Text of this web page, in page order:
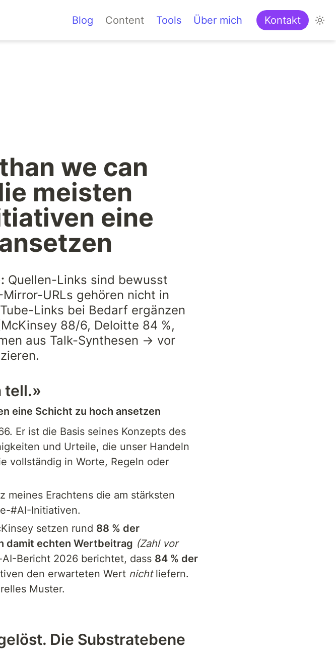
Blog Content Tools Über mich Kontakt
we can
meisten
eine
Quellen-Links sind bewusst
URLs gehören nicht in
Links bei Bedarf ergänzen
88/6, Deloitte 84 %,
aus Talk-Synthesen → vor
tell.»
eine Schicht zu hoch ansetzen
und Urteile, die unser Handeln
vollständig in Worte, Regeln oder
meines Erachtens die am stärksten
#AI-Initiativen.
setzen rund 88 % der
damit echten Wertbeitrag (Zahl vor
Bericht 2026 berichtet, dass 84 % der
den erwarteten Wert nicht liefern.
Muster.
Die Substratebene